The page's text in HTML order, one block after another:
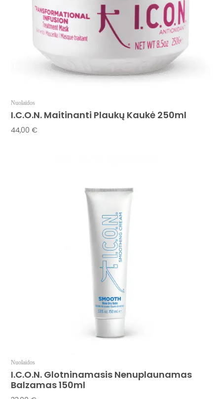
Nuolaidos
I.C.O.N. Maitinanti Plaukų Kaukė 250ml
44,00€
Nuolaidos
I.C.O.N. Glotninamasis Nenuplaunamas
Balzamas 150ml